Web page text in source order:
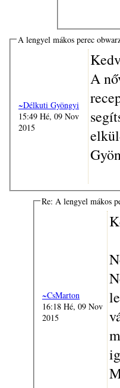
A lengyel mákos perec
~Délkuti Gyöngyi
15:49 Hé, 09 Nov
2015
A
Re: A lengyel mákos
~CsMarton
16:18 Hé, 09 Nov
2015